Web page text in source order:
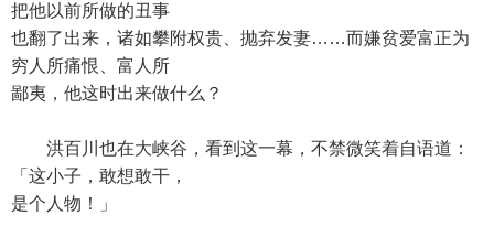
把他以前所做的丑事
也翻了出来，诸如攀附权贵、抛弃发妻……而嫌贫爱富正为
穷人所痛恨、富人所
鄙夷，他这时出来做什么？
洪百川也在大峡谷，看到这一幕，不禁微笑着自语道：
「这小子，敢想敢干，
是个人物！」